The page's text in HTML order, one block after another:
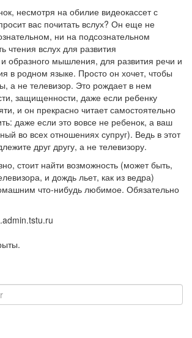
несмотря на обилие видеокассет с
вас почитать вслух? Он еще не
ни на подсознательном
чтения вслух для развития
образного мышления, для развития речи и
в родном языке. Просто он хочет, чтобы
а не телевизор. Это рождает в нем
защищенности, даже если ребенку
и он прекрасно читает самостоятельно
даже если это вовсе не ребенок, а ваш
во всех отношениях супруг). Ведь в этот
друг другу, а не телевизору.
стоит найти возможность (может быть,
и дождь льет, как из ведра)
что-нибудь любимое. Обязательно